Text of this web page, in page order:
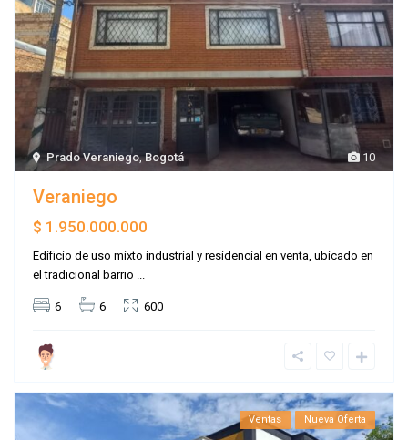
10
Prado Veraniego,Bogotá
Veraniego
$ 1.950.000.000
Edificio de uso mixto industrial y residencial en venta, ubicado en
el tradicional barrio
6 6 600
Ventas Nueva Oferta